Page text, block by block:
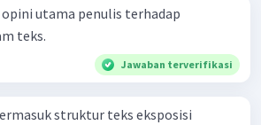
utama penulis terhadap
teks.
Jawaban terverifikasi
struktur teks eksposisi